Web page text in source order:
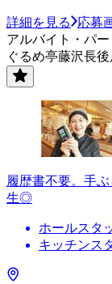
詳細を見る
応募
アルバイト・パー
ぐるめ亭藤沢長
履歴書不要。手
生◎
ホールスタ
キッチンス